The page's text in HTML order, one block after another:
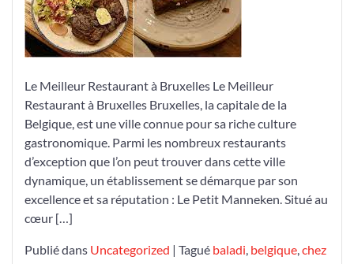
Le
Petit
Manneken
Le Meilleur Restaurant à Bruxelles Le Meilleur
Restaurant à Bruxelles Bruxelles, la capitale de la
Belgique, est une ville connue pour sa riche culture
gastronomique. Parmi les nombreux restaurants
d’exception que l’on peut trouver dans cette ville
dynamique, un établissement se démarque par son
excellence et sa réputation : Le Petit Manneken. Situé au
cœur […]
Publié dans Uncategorized | Tagué baladi, belgique,chez